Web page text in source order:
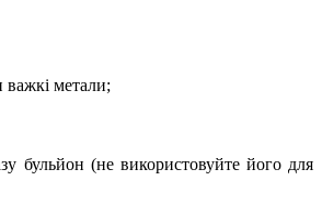
важкі метали;
бульйон (не використовуйте його для